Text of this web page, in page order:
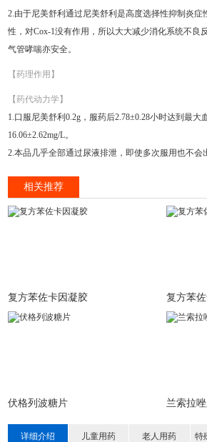
2.由于尼美舒利通过尼美舒利是高度选择性抑制炎症
性，对Cox-1没有作用，所以大大减少消化系统不良
气管哮喘亦安全。
【药理作用】
【药代动力学】
1.口服尼美舒利0.2g，服药后2.78±0.28小时达到最大
16.06±2.62mg/L。
2.本品几乎全部通过尿液排泄，即使多次服用也不会
相关推荐
复方苯佐卡因凝胶 复方苯
伏格列波糖片 兰索拉
详细介绍 儿童用药 老人用药 特